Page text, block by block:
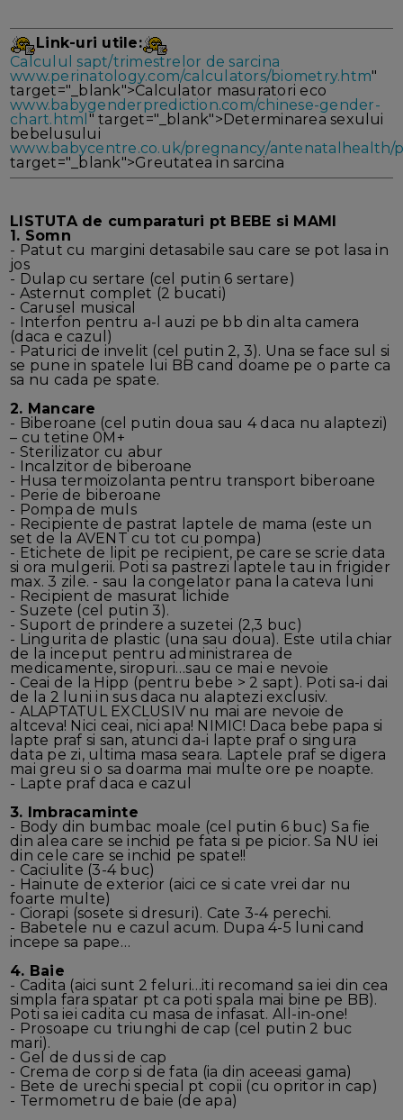
Link-uri utile:
Calculul sapt/trimestrelor de sarcina
www.perinatology.com/calculators/biometry.htm"
target="_blank">Calculator masuratori eco
www.babygenderprediction.com/chinese-gender-
chart.html " target="_blank">Determinarea sexului
bebelusului
www.babycentre.co.uk/pregnancy/antenatalhealth/
target="_blank">Greutatea in sarcina
LISTUTA de cumparaturi pt BEBE si MAMI
1. Somn
- Patut cu margini detasabile sau care se pot lasa in
jos
- Dulap cu sertare (cel putin 6 sertare)
- Asternut complet (2 bucati)
- Carusel musical
- Interfon pentru a-l auzi pe bb din alta camera
(daca e cazul)
- Paturici de invelit (cel putin 2, 3). Una se face sul si
se pune in spatele lui BB cand doame pe o parte ca
sa nu cada pe spate.
2. Mancare
- Biberoane (cel putin doua sau 4 daca nu alaptezi)
– cu tetine 0M+
- Sterilizator cu abur
- Incalzitor de biberoane
- Husa termoizolanta pentru transport biberoane
- Perie de biberoane
- Pompa de muls
- Recipiente de pastrat laptele de mama (este un
set de la AVENT cu tot cu pompa)
- Etichete de lipit pe recipient, pe care se scrie data
si ora mulgerii. Poti sa pastrezi laptele tau in frigider
max. 3 zile. - sau la congelator pana la cateva luni
- Recipient de masurat lichide
- Suzete (cel putin 3).
- Suport de prindere a suzetei (2,3 buc)
- Lingurita de plastic (una sau doua). Este utila chiar
de la inceput pentru administrarea de
medicamente, siropuri…sau ce mai e nevoie
- Ceai de la Hipp (pentru bebe > 2 sapt). Poti sa-i dai
de la 2 luni in sus daca nu alaptezi exclusiv.
- ALAPTATUL EXCLUSIV nu mai are nevoie de
altceva! Nici ceai, nici apa! NIMIC! Daca bebe papa si
lapte praf si san, atunci da-i lapte praf o singura
data pe zi, ultima masa seara. Laptele praf se digera
mai greu si o sa doarma mai multe ore pe noapte.
- Lapte praf daca e cazul
3. Imbracaminte
- Body din bumbac moale (cel putin 6 buc) Sa fie
din alea care se inchid pe fata si pe picior. Sa NU iei
din cele care se inchid pe spate!!
- Caciulite (3-4 buc)
- Hainute de exterior (aici ce si cate vrei dar nu
foarte multe)
- Ciorapi (sosete si dresuri). Cate 3-4 perechi.
- Babetele nu e cazul acum. Dupa 4-5 luni cand
incepe sa pape…
4. Baie
- Cadita (aici sunt 2 feluri…iti recomand sa iei din cea
simpla fara spatar pt ca poti spala mai bine pe BB).
Poti sa iei cadita cu masa de infasat. All-in-one!
- Prosoape cu triunghi de cap (cel putin 2 buc
mari).
- Gel de dus si de cap
- Crema de corp si de fata (ia din aceeasi gama)
- Bete de urechi special pt copii (cu opritor in cap)
- Termometru de baie (de apa)